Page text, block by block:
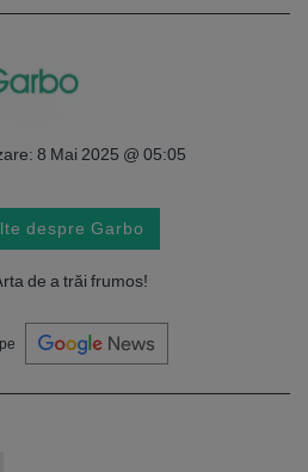
8 Mai 2025 @ 05:05
despre Garbo
de a trăi frumos!